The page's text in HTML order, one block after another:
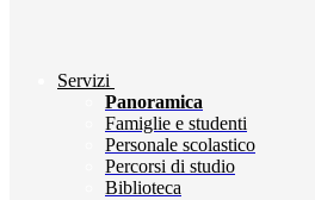
Servizi
Panoramica
Famiglie e studenti
Personale scolastico
Percorsi di studio
Biblioteca